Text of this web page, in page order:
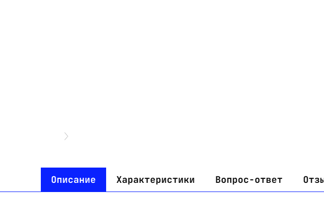
Описание Характеристики Вопрос-ответ